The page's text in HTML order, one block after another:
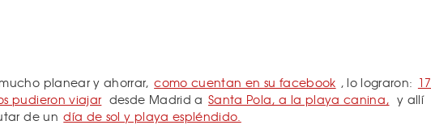
mucho planear y ahorrar, como cuentan en su facebook , lo lograron: 17
pudieron viajar desde Madrid a Santa Pola, a la playa canina, y allí
de un día de sol y playa espléndido.